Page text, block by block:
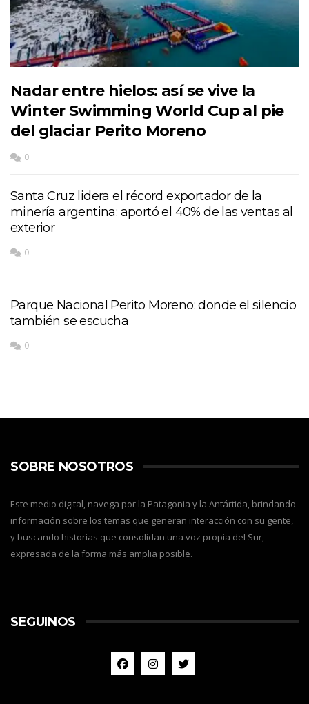
Nadar entre hielos: así se vive la
Winter Swimming World Cup al pie
del glaciar Perito Moreno
0
Santa Cruz lidera el récord exportador de la
minería argentina: aportó el 40% de las ventas al
exterior
0
Parque Nacional Perito Moreno: donde el silencio
también se escucha
0
SOBRE NOSOTROS
Este medio digital, navega por la Patagonia y la Antártida, brindando
información sobre los temas que generan interacción con su gente,
y buscando historias que consolidan una voz propia del Sur,
expresada de la forma más amplia posible.
SEGUINOS